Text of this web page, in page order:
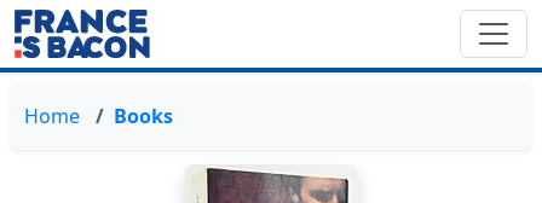
Home Books